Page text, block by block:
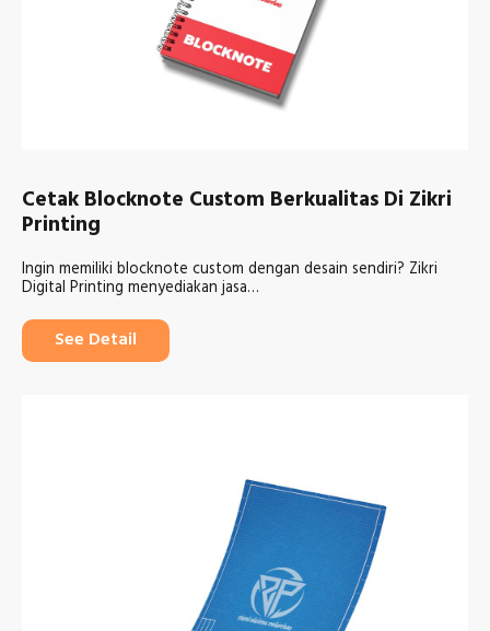
Cetak Blocknote Custom Berkualitas Di Zikri
Printing
Ingin memiliki blocknote custom dengan desain sendiri? Zikri
Digital Printing menyediakan jasa…
See Detail